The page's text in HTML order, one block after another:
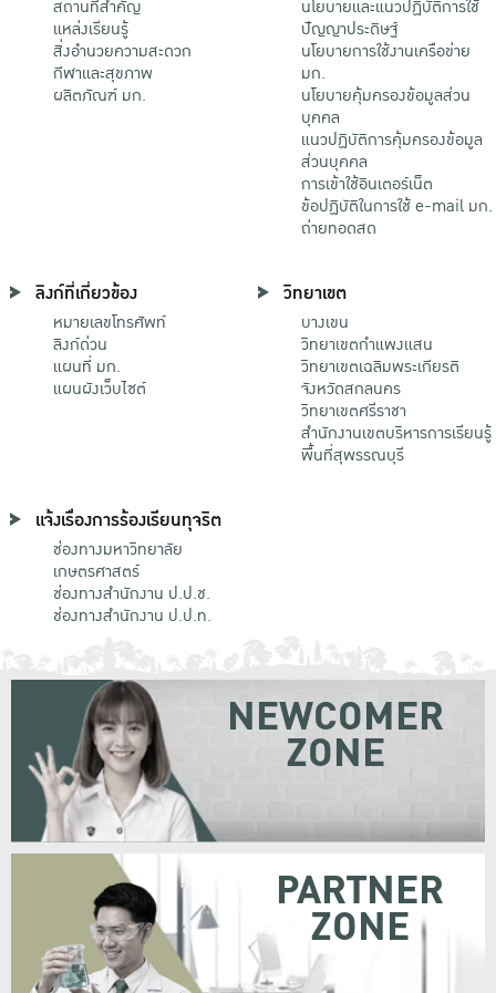
สถานที่สำคัญ
แหล่งเรียนรู้
สิ่งอำนวยความสะดวก
กีฬาและสุขภาพ
ผลิตภัณฑ์ มก.
นโยบายและแนวปฏิบัติการใช้
ปัญญาประดิษฐ์
นโยบายการใช้งานเครือข่าย
มก.
นโยบายคุ้มครองข้อมูลส่วน
บุคคล
แนวปฏิบัติการคุ้มครองข้อมูล
ส่วนบุคคล
การเข้าใช้อินเตอร์เน็ต
ข้อปฏิบัติในการใช้ e-mail มก.
ถ่ายทอดสด
ลิงก์ที่เกี่ยวข้อง
หมายเลขโทรศัพท์
ลิงก์ด่วน
แผนที่ มก.
แผนผังเว็บไซต์
วิทยาเขต
บางเขน
วิทยาเขตกําแพงแสน
วิทยาเขตเฉลิมพระเกียรติ
จังหวัดสกลนคร
วิทยาเขตศรีราชา
สำนักงานเขตบริหารการเรียนรู้
พื้นที่สุพรรณบุรี
แจ้งเรื่องการร้องเรียนทุจริต
ช่องทางมหาวิทยาลัย
เกษตรศาสตร์
ช่องทางสำนักงาน ป.ป.ช.
ช่องทางสำนักงาน ป.ป.ท.
NEWCOMER
ZONE
PARTNER
ZONE